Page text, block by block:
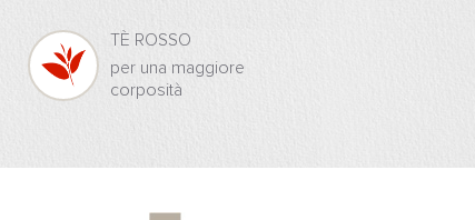
TÈ ROSSO
per una maggiore
corposità